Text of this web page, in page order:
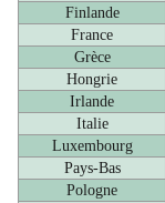
Finlande
France
Grèce
Hongrie
Irlande
Italie
Luxembourg
Pays-Bas
Pologne